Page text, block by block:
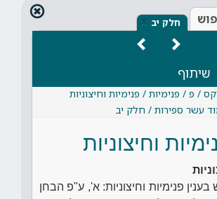
חלק יב ×
שיתוף
/ פ / פנימיות / פנימיות וחיצוניות
עשר ספירות / חלק יב
וחיצוניות
בענין פנימיות וחיצוניות: א', ע"פ הבחן